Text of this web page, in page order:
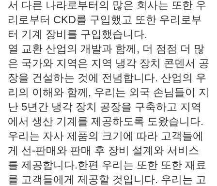
서 다른 나라로부터의 많은 회사는 또한 우
리로부터 CKD를 구입했고 또한 우리로부
터 기계 장비를 구입했습니다.
열 교환 산업의 개발과 함께, 더 점점 더 많
은 국가와 지역은 지역 냉각 장치 콘덴서 공
장을 건설하는 것에 전념합니다. 산업의 우
리의 이해와 함께, 우리는 외국 손님들이 지
난 5년간 냉각 장치 공장을 구축하고 지역
에서 생산 기계를 제공하도록 도왔습니다.
우리는 자사 제품의 크기에 따라 고객들에
게 선-판매와 판매 후 장비 설계와 서비스
를 제공합니다.한편 우리는 또한 또한 재료
를 고객들에게 제공할 것입니다. 우리는 고